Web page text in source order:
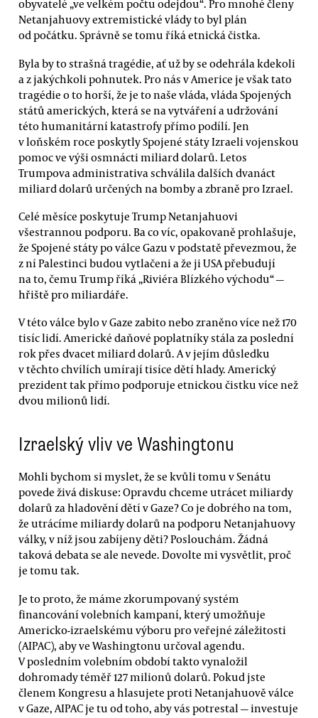
obyvatelé „ve velkém počtu odejdou“. Pro mnohé členy
Netanjahuovy extremistické vlády to byl plán
od počátku. Správně se tomu říká etnická čistka.
Byla by to strašná tragédie, ať už by se odehrála kdekoli
a z jakýchkoli pohnutek. Pro nás v Americe je však tato
tragédie o to horší, že je to naše vláda, vláda Spojených
států amerických, která se na vytváření a udržování
této humanitární katastrofy přímo podílí. Jen
v loňském roce poskytly Spojené státy Izraeli vojenskou
pomoc ve výši osmnácti miliard dolarů. Letos
Trumpova administrativa schválila dalších dvanáct
miliard dolarů určených na bomby a zbraně pro Izrael.
Celé měsíce poskytuje Trump Netanjahuovi
všestrannou podporu. Ba co víc, opakovaně prohlašuje,
že Spojené státy po válce Gazu v podstatě převezmou, že
z ní Palestinci budou vytlačeni a že ji USA přebudují
na to, čemu Trump říká „Riviéra Blízkého východu“ —
hřiště pro miliardáře.
V této válce bylo v Gaze zabito nebo zraněno více než 170
tisíc lidí. Americké daňové poplatníky stála za poslední
rok přes dvacet miliard dolarů. A v jejím důsledku
v těchto chvílích umírají tisíce dětí hlady. Americký
prezident tak přímo podporuje etnickou čistku více než
dvou milionů lidí.
Izraelský vliv ve Washingtonu
Mohli bychom si myslet, že se kvůli tomu v Senátu
povede živá diskuse: Opravdu chceme utrácet miliardy
dolarů za hladovění dětí v Gaze? Co je dobrého na tom,
že utrácíme miliardy dolarů na podporu Netanjahuovy
války, v níž jsou zabíjeny děti? Poslouchám. Žádná
taková debata se ale nevede. Dovolte mi vysvětlit, proč
je tomu tak.
Je to proto, že máme zkorumpovaný systém
financování volebních kampaní, který umožňuje
Americko-izraelskému výboru pro veřejné záležitosti
(AIPAC), aby ve Washingtonu určoval agendu.
V posledním volebním období takto vynaložil
dohromady téměř 127 milionů dolarů. Pokud jste
členem Kongresu a hlasujete proti Netanjahuově válce
v Gaze, AIPAC je tu od toho, aby vás potrestal — investuje